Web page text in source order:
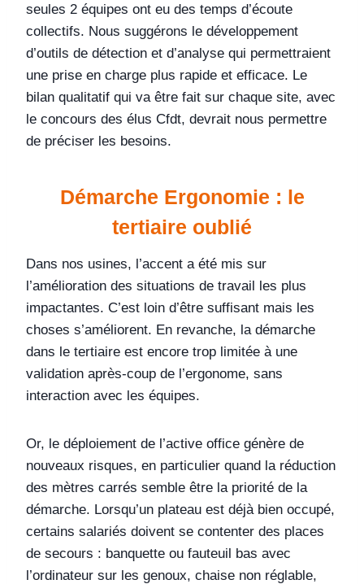
seules 2 équipes ont eu des temps d’écoute
collectifs. Nous suggérons le développement
d’outils de détection et d’analyse qui permettraient
une prise en charge plus rapide et efficace. Le
bilan qualitatif qui va être fait sur chaque site, avec
le concours des élus Cfdt, devrait nous permettre
de préciser les besoins.
Démarche Ergonomie : le
tertiaire oublié
Dans nos usines, l’accent a été mis sur
l’amélioration des situations de travail les plus
impactantes. C’est loin d’être suffisant mais les
choses s’améliorent. En revanche, la démarche
dans le tertiaire est encore trop limitée à une
validation après-coup de l’ergonome, sans
interaction avec les équipes.
Or, le déploiement de l’active office génère de
nouveaux risques, en particulier quand la réduction
des mètres carrés semble être la priorité de la
démarche. Lorsqu’un plateau est déjà bien occupé,
certains salariés doivent se contenter des places
de secours : banquette ou fauteuil bas avec
l’ordinateur sur les genoux, chaise non réglable,